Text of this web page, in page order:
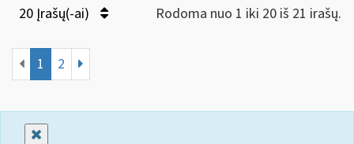
20 Įrašų(-ai) Rodoma nuo 1 iki 20 iš 21 irašų.
1 2